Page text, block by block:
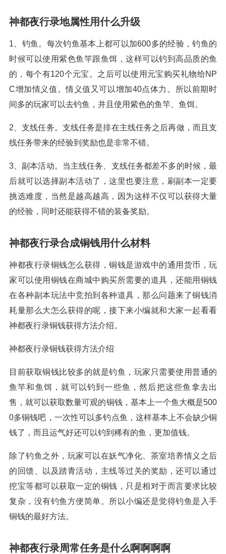
神都夜行录地属性用什么升级
1、钓鱼。每次钓鱼基本上都可以加600多的经验，钓鱼的
时候可以使用紫色鱼竿跟鱼饵，这样可以钓到高品质的鱼
的，每个有120个元宝。之后可以使用元宝购买礼物给NP
C增加情义值。情义值又可以增加40点体力。所以前期时
间多的玩家可以去钓鱼，并且使用紫色的鱼竿、鱼饵。
2、支线任务。支线任务是排在主线任务之后再做，而且支
线任务带来的经验到奖励也是非常不错。
3、副本活动。当主线任务、支线任务都差不多的时候，最
后就可以选择副本活动了，这里也要注意，刷副本一定要
挑选难度，当然是越高越高，因为这样不仅可以获得大量
的经验，同时还能获得不错的装备奖励。
神都夜行录合成铜钱用什么材料
神都夜行录铜钱怎么获得，铜钱是游戏中的通用货币，玩
家可以使用铜钱在商城中购买所需要的道具，还能用铜钱
在各种副本玩法中竞拍到各种道具，那么问题来了铜钱消
耗量那么大怎么获得的呢，接下来小编就和大家一起看看
神都夜行录铜钱获得方法介绍。
神都夜行录铜钱获得方法介绍
目前获取铜钱比较多的就是钓鱼，玩家只需要使用普通的
鱼竿和鱼饵，就可以钓到一些鱼，然后把这些鱼拿去出
售，就可以获取数量可观的铜钱，基本上一个鱼大概是500
0多铜钱吧，一次性可以多钓点鱼，这样基本上不会缺少铜
钱了，而且运气好还可以钓到稀有的鱼，更加值钱。
除了钓鱼之外，玩家可以在妖气净化、茶室培养情义之后
的回馈、以及踏青活动，主线等过关的奖励，还可以通过
挖宝等都可以获取一定的铜钱，只是相对于而言要求比较
复杂，没有钓鱼方便简单。所以小编还是觉得钓鱼是入手
铜钱的最好方法。
神都夜行录周常任务是什么啊啊啊啊